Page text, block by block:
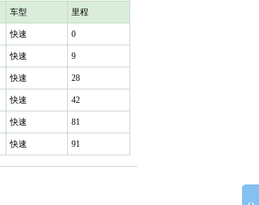
车型 里程
快速 0
快速 9
快速 28
快速 42
快速 81
快速 91